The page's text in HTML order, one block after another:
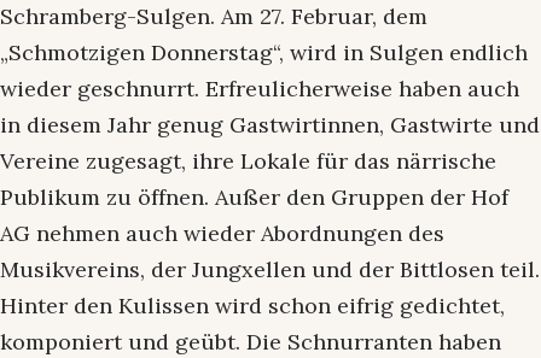
Schramberg-Sulgen. Am 27. Februar, dem
„Schmotzigen Donnerstag“, wird in Sulgen endlich
wieder geschnurrt. Erfreulicherweise haben auch
in diesem Jahr genug Gastwirtinnen, Gastwirte und
Vereine zugesagt, ihre Lokale für das närrische
Publikum zu öffnen. Außer den Gruppen der Hof
AG nehmen auch wieder Abordnungen des
Musikvereins, der Jungxellen und der Bittlosen teil.
Hinter den Kulissen wird schon eifrig gedichtet,
komponiert und geübt. Die Schnurranten haben